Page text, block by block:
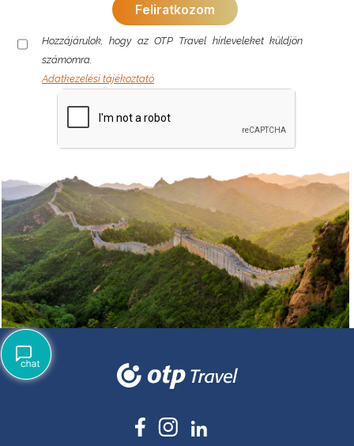
Hozzájárulok, hogy az OTP Travel hírleveleket küldjön
számomra.
Adatkezelési tájékoztató